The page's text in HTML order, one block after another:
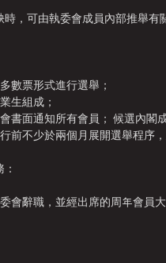
，可由執委會成員內部推舉
數票形式進行選舉；
生組成；
書面通知所有會員； 候選內閣
不少於兩個月展開選舉程序，
辭職，並經出席的周年會員